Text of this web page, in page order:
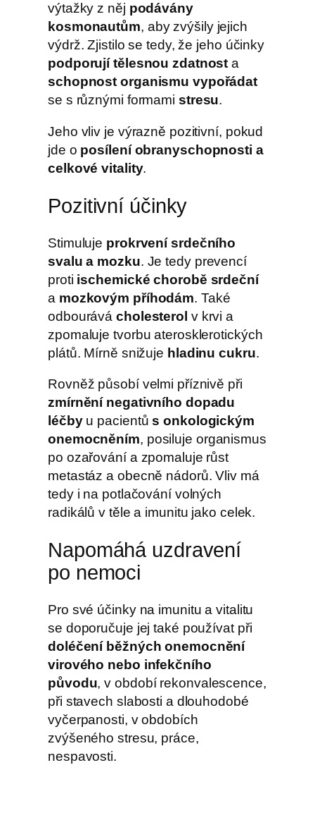
výtažky z něj podávány
kosmonautům, aby zvýšily jejich
výdrž. Zjistilo se tedy, že jeho účinky
podporují tělesnou zdatnost a
schopnost organismu vypořádat
se s různými formami stresu.
Jeho vliv je výrazně pozitivní, pokud
jde o posílení obranyschopnosti a
celkové vitality.
Pozitivní účinky
Stimuluje prokrvení srdečního
svalu a mozku. Je tedy prevencí
proti ischemické chorobě srdeční
a mozkovým příhodám. Také
odbourávácholesterol v krvi a
zpomaluje tvorbu aterosklerotických
plátů. Mírně snižuje hladinu cukru.
Rovněž působí velmi příznivě při
zmírnění negativního dopadu
léčbyu pacientůs onkologickým
onemocněním, posiluje organismus
po ozařování a zpomaluje růst
metastáz a obecně nádorů. Vliv má
tedy i na potlačování volných
radikálů v těle a imunitu jako celek.
Napomáhá uzdravení
po nemoci
Pro své účinky na imunitu a vitalitu
se doporučuje jej také používat při
doléčení běžných onemocnění
virového nebo infekčního
původu, v období rekonvalescence,
při stavech slabosti a dlouhodobé
vyčerpanosti, v obdobích
zvýšeného stresu, práce,
nespavosti.